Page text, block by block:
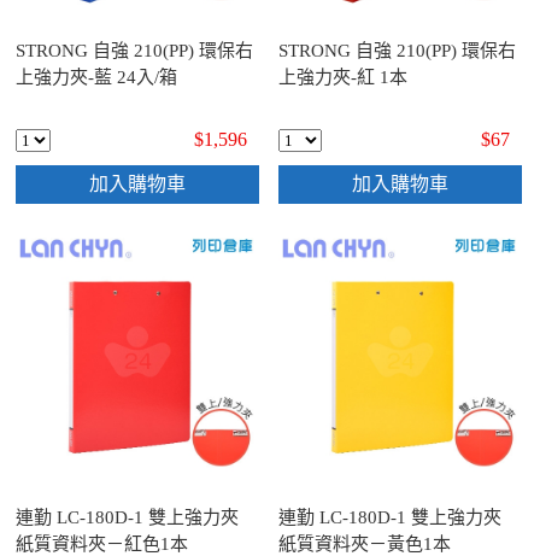
STRONG 自強 210(PP) 環保右
上強力夾-藍 24入/箱
$1,596
加入購物車
STRONG 自強 210(PP) 環保右
上強力夾-紅 1本
$67
加入購物車
連勤 LC-180D-1 雙上強力夾
紙質資料夾－紅色1本
連勤 LC-180D-1 雙上強力夾
紙質資料夾－黃色1本